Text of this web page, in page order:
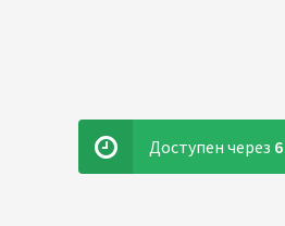
Доступен через 5